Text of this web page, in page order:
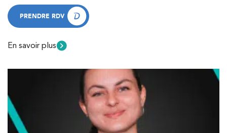
PRENDRE RDV
En savoir plus